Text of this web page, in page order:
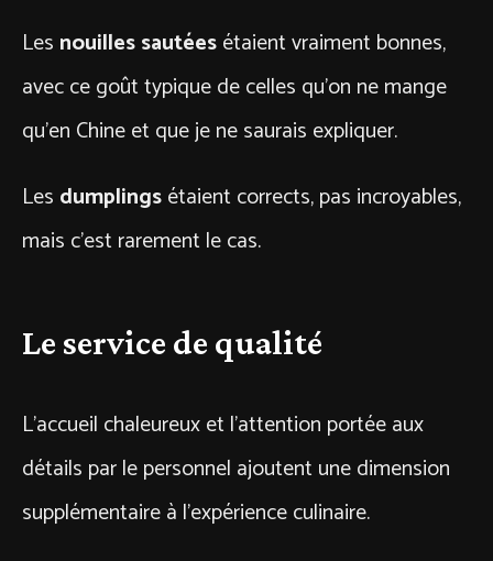
Les nouilles sautéesétaient vraiment bonnes,
avec ce goût typique de celles qu’on ne mange
qu’en Chine et que je ne saurais expliquer.
Les dumplingsétaient corrects, pas incroyables,
mais c’est rarement le cas.
Le service de qualité
L’accueil chaleureux et l’attention portée aux
détails par le personnel ajoutent une dimension
supplémentaire à l’expérience culinaire.